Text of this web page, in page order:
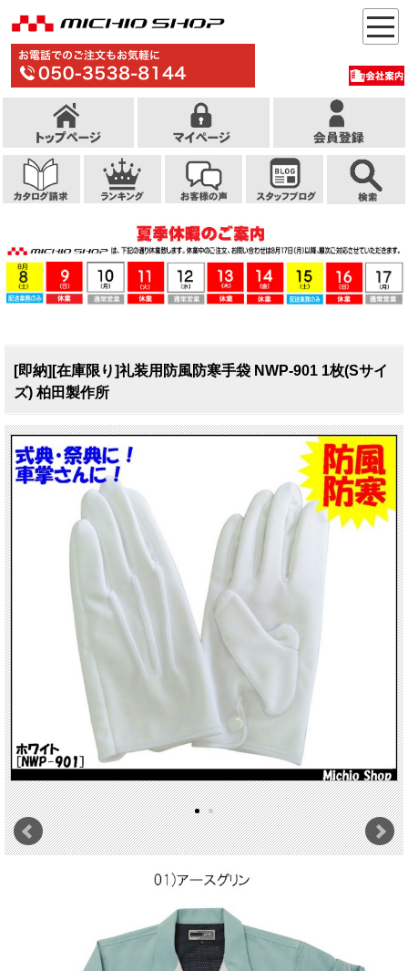
[即納][在庫限り]礼装用防風防寒手袋 NWP-901 1枚(Sサイ
ズ) 柏田製作所